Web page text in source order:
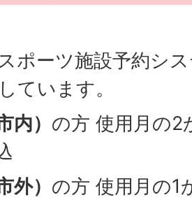
ポーツ施設予約シ
ています。
内） の方 使用月の2
外） の方 使用月の1